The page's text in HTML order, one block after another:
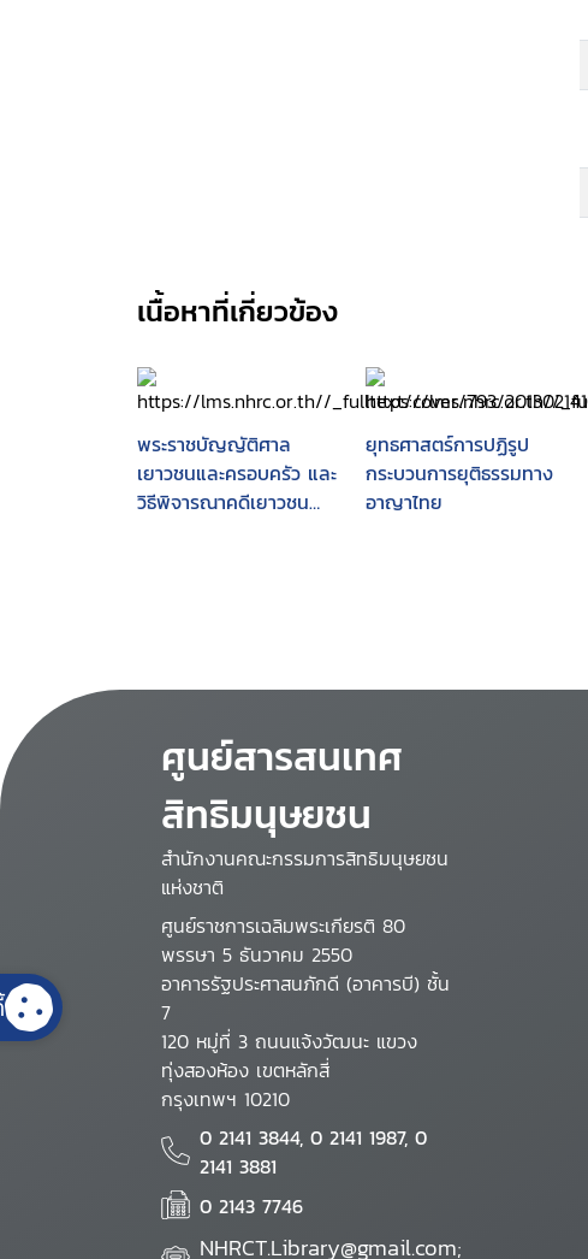
เนื้อหาที่เกี่ยวข้อง
พระราชบัญญัติศาล
เยาวชนและครอบครัว และ
วิธีพิจารณาคดีเยาวชน
ยุทธศาสตร์การปฏิรูป
กระบวนการยุติธรรมทาง
อาญาไทย
ศูนย์สารสนเทศ
สิทธิมนุษยชน
สำนักงานคณะกรรมการสิทธิมนุษยชน
แห่งชาติ
ศูนย์ราชการเฉลิมพระเกียรติ 80
พรรษา 5 ธันวาคม 2550
อาคารรัฐประศาสนภักดี (อาคารบี) ชั้น
7
120 หมู่ที่ 3 ถนนแจ้งวัฒนะ แขวง
ทุ่งสองห้อง เขตหลักสี่
กรุงเทพฯ 10210
0 2141 3844, 0 2141 1987, 0
2141 3881
0 2143 7746
NHRCT.Library@gmail.com;